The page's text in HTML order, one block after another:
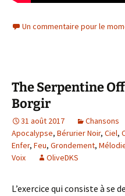
Un commentaire pour le
The Serpentine
Borgir
31 août 2017 Chansons
Apocalypse, Bérurier Noir, Ciel,
Enfer, Feu, Grondement,
Voix
OliveDKS
L’exercice qui consiste à se